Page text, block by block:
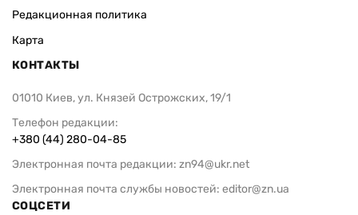
Редакционная политика
Карта
КОНТАКТЫ
01010 Киев, ул. Князей Острожских, 19/1
Телефон редакции:
+380 (44) 280-04-85
Электронная почта редакции: zn94@ukr.net
Электронная почта службы новостей: editor@zn.ua
СОЦСЕТИ